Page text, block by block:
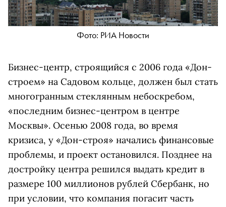
Фото: РИА Новости
Бизнес-центр, строящийся с 2006 года «Дон-
строем» на Садовом кольце, должен был стать
многогранным стеклянным небоскребом,
«последним бизнес-центром в центре
Москвы». Осенью 2008 года, во время
кризиса, у «Дон-строя» начались финансовые
проблемы, и проект остановился. Позднее на
достройку центра решился выдать кредит в
размере 100 миллионов рублей Сбербанк, но
при условии, что компания погасит часть